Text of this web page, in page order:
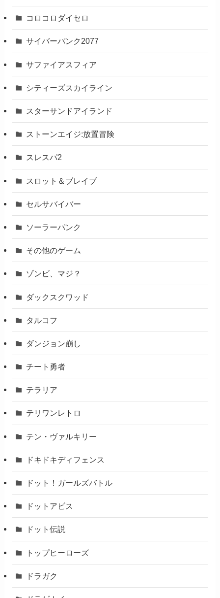
コロコロダイセロ
サイバーパンク2077
サファイアスフィア
シティーズスカイライン
スターサンドアイランド
ストーンエイジ:放置冒険
スレスパ2
スロット＆ブレイブ
セルサバイバー
ソーラーパンク
その他のゲーム
ゾンビ、マジ？
ダックスクワッド
タルコフ
ダンジョン崩し
チート勇者
テラリア
テリワンレトロ
テン・ヴァルキリー
ドキドキディフェンス
ドット！ガールズバトル
ドットアビス
ドット伝説
トップヒーローズ
ドラガク